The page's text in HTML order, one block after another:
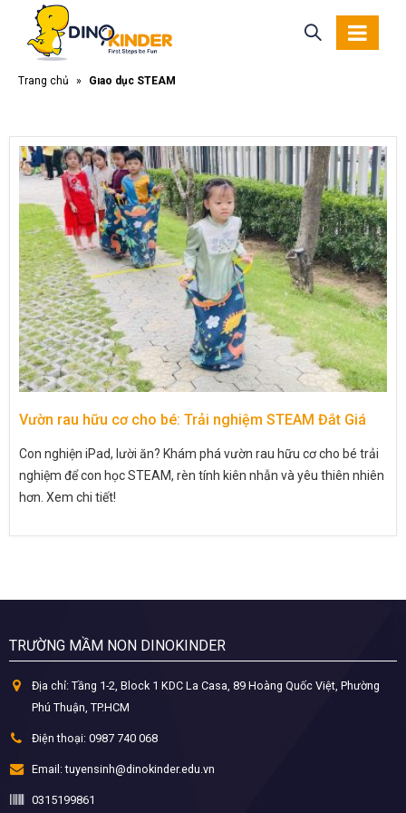
Trang chủ » Giáo dục STEAM
Vườn rau hữu cơ cho bé: Trải nghiệm STEAM Đắt Giá
Con nghiện iPad, lười ăn? Khám phá vườn rau hữu cơ cho bé trải
nghiệm để con học STEAM, rèn tính kiên nhẫn và yêu thiên nhiên
hơn. Xem chi tiết!
TRƯỜNG MẦM NON DINOKINDER
Địa chỉ: Tầng 1-2, Block 1 KDC La Casa, 89 Hoàng Quốc Việt, Phường
Phú Thuận, TP.HCM
Điện thoại: 0987 740 068
Email: tuyensinh@dinokinder.edu.vn
0315199861